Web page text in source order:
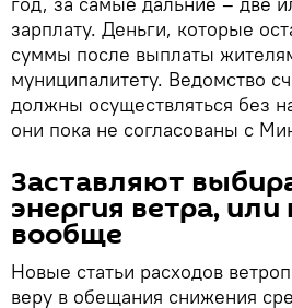
зарплату. Деньги, которые
суммы после выплаты
муниципалитету. Ведомство
должны осуществляться без
они пока не согласованы с
Заставляют
энергия ветра, или
вообще
Новые статьи расходов
веру в обещания снижения